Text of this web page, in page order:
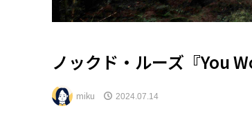
ノックド・ルーズ『You
miku 2024.07.14